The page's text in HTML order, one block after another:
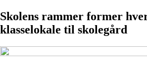
Skolens rammer former
klasselokale til skolegård